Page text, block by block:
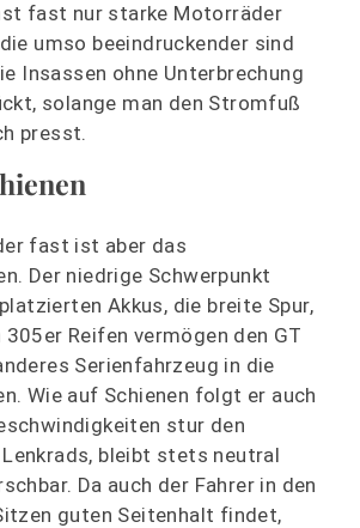
fast nur starke Motorräder
umso beeindruckender sind
Insassen ohne Unterbrechung
solange man den Stromfuß
presst.
fast ist aber das
Der niedrige Schwerpunkt
Akkus, die breite Spur,
Reifen vermögen den GT
Serienfahrzeug in die
Wie auf Schienen folgt er auch
stur den
bleibt stets neutral
Da auch der Fahrer in den
guten Seitenhalt findet,